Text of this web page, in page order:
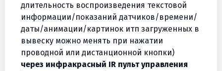
длительность воспроизведения текстовой
информации/показаний датчиков/времени/
даты/анимации/картинок итп загруженных в
вывеску можно менять при нажатии
проводной или дистанционной кнопки)
через инфракрасный IR пульт управления